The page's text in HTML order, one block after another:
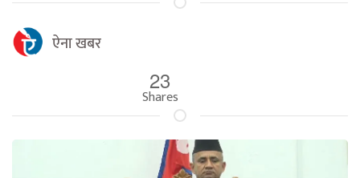
ऐना खबर
23
Shares